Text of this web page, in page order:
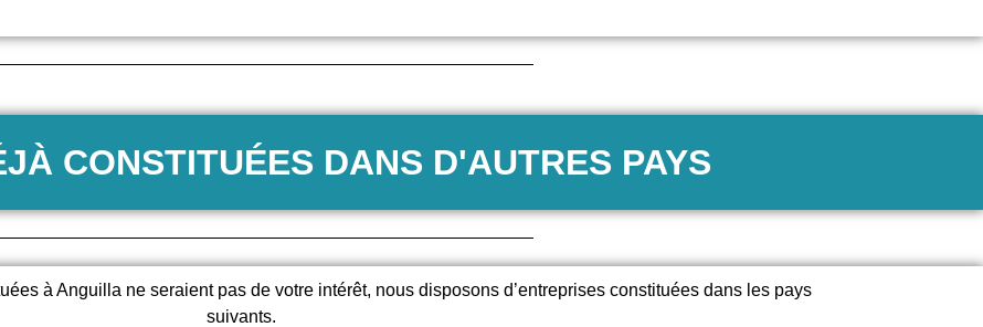
CONSTITUÉES DANS D'AUTRES PAYS
à Anguilla ne seraient pas de votre intérêt, nous disposons d’entreprises constituées dans les pays
suivants.